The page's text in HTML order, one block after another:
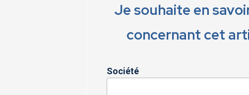
Je souhaite en
concernant cet
Société